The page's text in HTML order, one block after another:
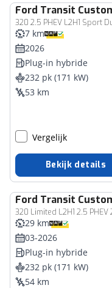
Ford Transit
320 2.5 PHEV L2H1 Sport
Bedrijfswagen
7 km
2026
Plug-in hybride
232 pk (171 kW)
53 km
Vergelijk
Bekijk details
Ford Transit
Bedrijfswagen
29 km
03-2026
Plug-in hybride
232 pk (171 kW)
54 km